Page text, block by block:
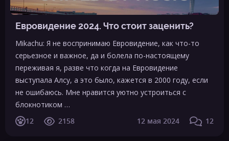
Евровидение 2024. Что стоит заценить?
Mikachu: Я не воспринимаю Евровидение, как что-то
серьезное и важное, да и болела по-настоящему
переживая я, разве что когда на Евровидение
выступала Алсу, а это было, кажется в 2000 году, если
не ошибаюсь. Мне нравится уютно устроиться с
блокнотиком …
12
2158 12 мая 2024 12